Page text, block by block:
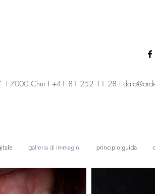
7 I 7000 Chur I +41 81 252 11 28 I
galleria di immagini principio guida